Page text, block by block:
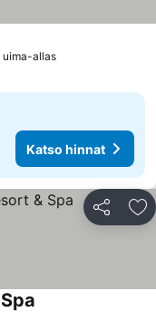
uima-allas
Katso hinnat
Jaa